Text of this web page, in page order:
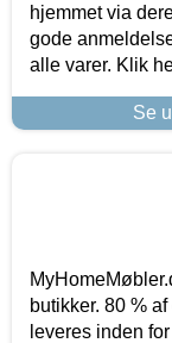
hjemmet via
gode
alle varer. Klik
Se
butikker. 80 %
leveres inden